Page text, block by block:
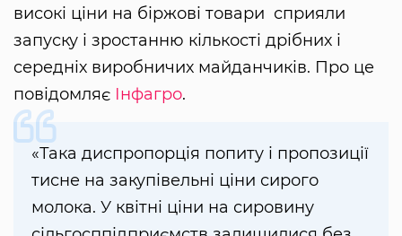
високі ціни на біржові товари сприяли
запуску і зростанню кількості дрібних і
середніх виробничих майданчиків. Про це
повідомляє Інфагро.
«Така диспропорція попиту і пропозиції
тисне на закупівельні ціни сирого
молока. У квітні ціни на сировину